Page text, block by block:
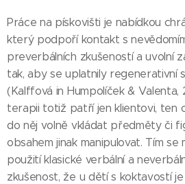
Práce na pískovišti je nabídkou
který podpoří kontakt s
preverbálních zkušeností a uvolní
tak, aby se uplatnily regenerativní
(Kalffová in Humpolíček & Valenta,
terapii totiž patří jen klientovi, ten
do něj volně vkládat předměty či
obsahem jinak manipulovat. Tím
použití klasické verbální a
zkušenost, že u dětí s koktavostí